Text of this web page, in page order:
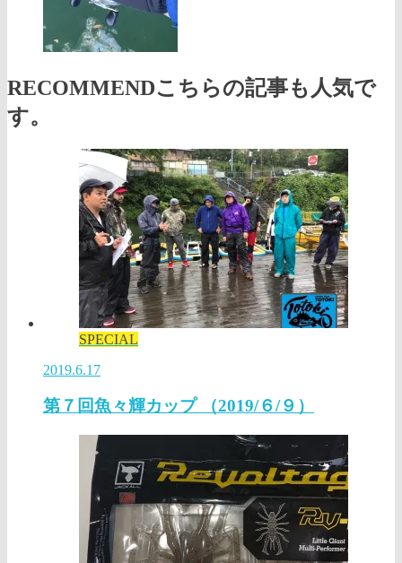
RECOMMENDこちらの記事も人気で
す。
SPECIAL
2019.6.17
第７回魚々輝カップ （2019/６/９）